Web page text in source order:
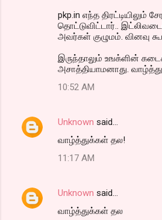
pkp.in எந்த திரட்டியிலும்
தொட்டுவிட்டார்..
அவர்கள் குழுமம். வினவு
இருந்தாலும் உஙக்ளின்
அசாத்தியாமனாது.
10:52 AM
Unknown said…
வாழ்த்துக்கள் தல!
11:17 AM
Unknown said…
வாழ்த்துக்கள் தல